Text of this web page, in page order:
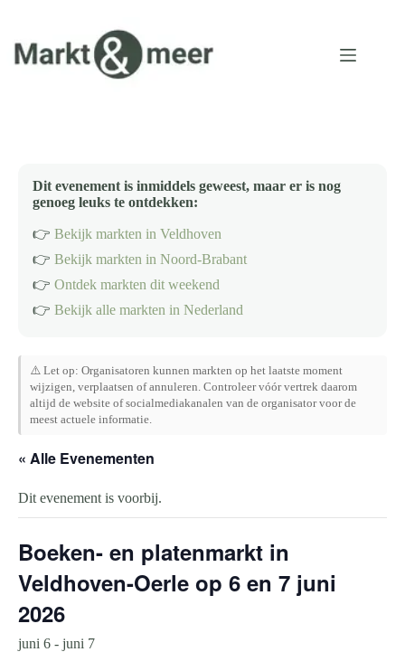
inhoud
Dit evenement is inmiddels geweest, maar er is nog
genoeg leuks te ontdekken:
👉 Bekijk markten in Veldhoven
👉 Bekijk markten in Noord-Brabant
👉 Ontdek markten dit weekend
👉 Bekijk alle markten in Nederland
⚠️ Let op: Organisatoren kunnen markten op het laatste moment
wijzigen, verplaatsen of annuleren. Controleer vóór vertrek daarom
altijd de website of socialmediakanalen van de organisator voor de
meest actuele informatie.
« Alle Evenementen
Dit evenement is voorbij.
Boeken- en platenmarkt in
Veldhoven-Oerle op 6 en 7 juni
2026
juni 6 - juni 7